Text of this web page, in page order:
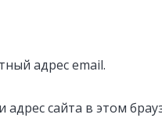
адрес email.
адрес сайта в этом